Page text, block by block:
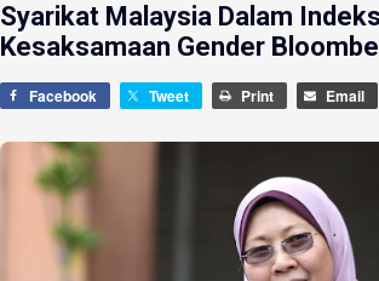
Syarikat Malaysia Dalam Indeks
Kesaksamaan Gender
Facebook Tweet Print Email